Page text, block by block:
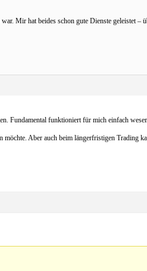
Mir hat beides schon gute Dienste geleistet –
Fundamental funktioniert für mich einfach
Aber auch beim längerfristigen Trading